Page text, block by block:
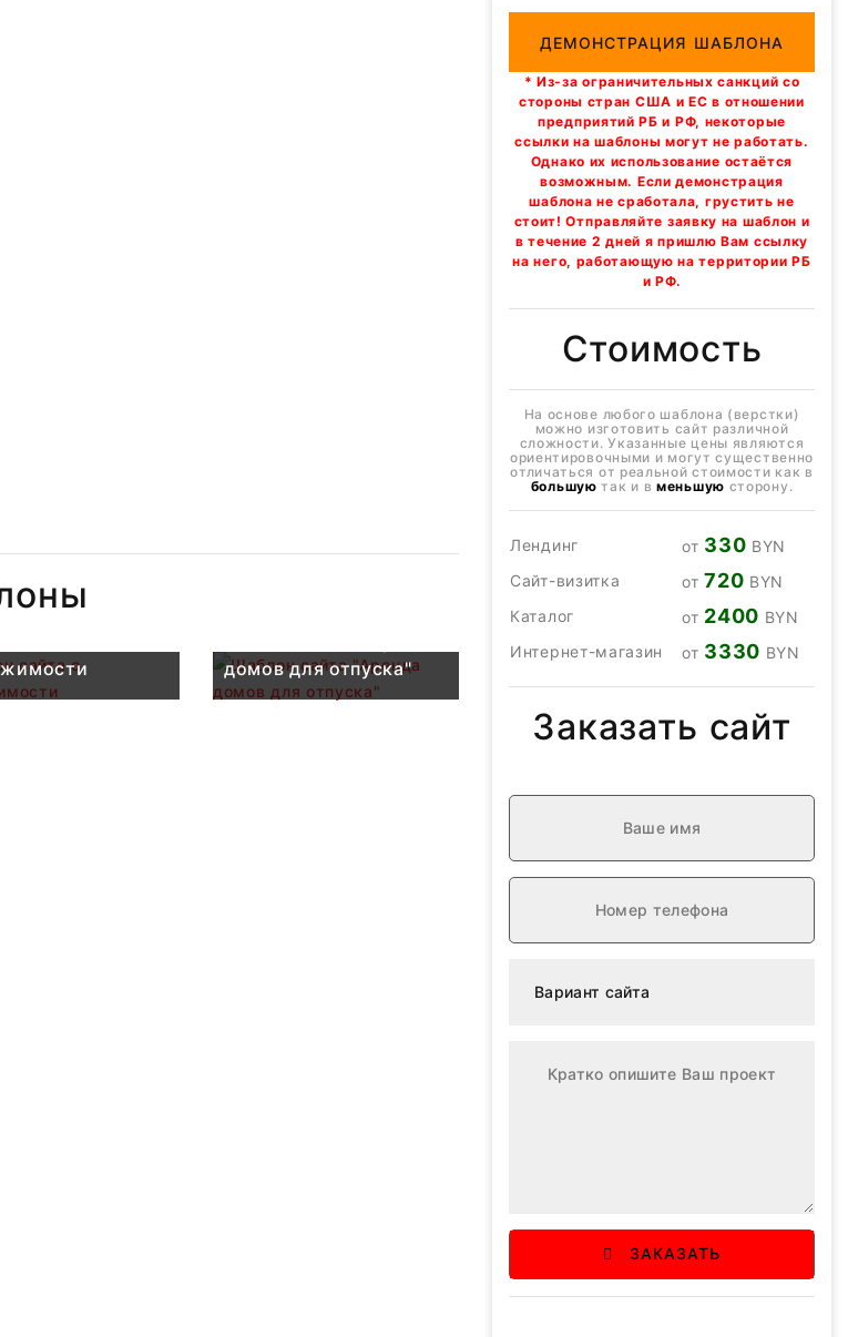
домов для отпуска"
ДЕМОНСТРАЦИЯ ШАБЛОНА
* Из-за ограничительных санкций со
стороны стран США и ЕС в отношении
предприятий РБ и РФ, некоторые
ссылки на шаблоны могут не работать.
Однако их использование остаётся
возможным. Если демонстрация
шаблона не сработала, грустить не
стоит! Отправляйте заявку на шаблон и
в течение 2 дней я пришлю Вам ссылку
на него, работающую на территории РБ
и РФ.
Стоимость
На основе любого шаблона (верстки)
можно изготовить сайт различной
сложности. Указанные цены являются
ориентировочными и могут существенно
отличаться от реальной стоимости как в
большую так и в меньшую сторону.
Лендинг от 330 BYN
Сайт-визитка
от720 BYN
Каталог
от 2400 BYN
Интернет-магазин
от 3330 BYN
Заказать сайт
ЗАКАЗАТЬ